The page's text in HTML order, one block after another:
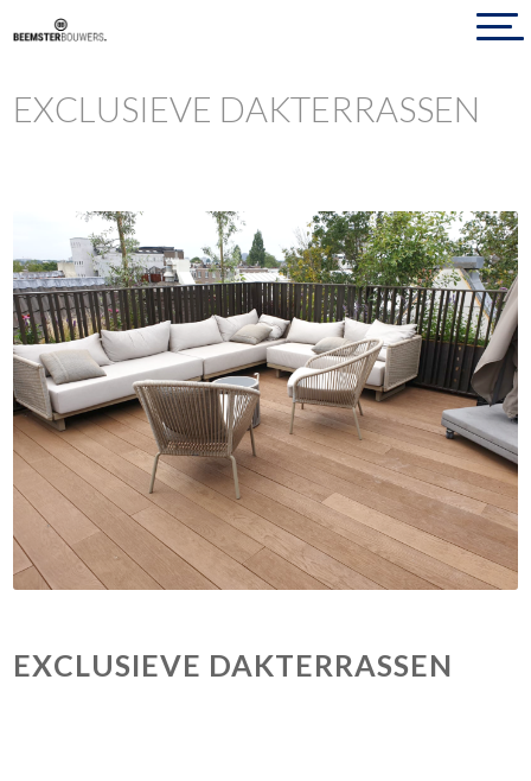
EXCLUSIEVE DAKTERRASSEN
EXCLUSIEVE DAKTERRASSEN